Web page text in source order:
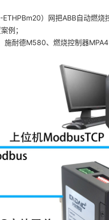
）网把ABB自动燃烧
例；
耐德M580、燃烧控制器